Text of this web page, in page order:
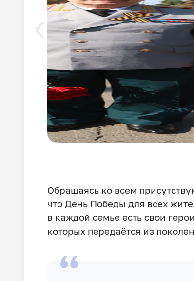
Обращаясь ко всем
что День Победы для всех
в каждой семье есть свои
которых передаётся из